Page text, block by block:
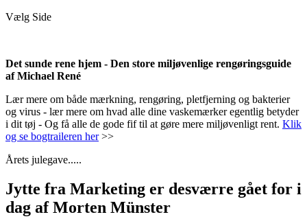
Vælg Side
Det sunde rene hjem - Den store miljøvenlige rengøringsguide
af Michael René
Lær mere om både mærkning, rengøring, pletfjerning og bakterier
og virus - lær mere om hvad alle dine vaskemærker egentlig betyder
i dit tøj - Og få alle de gode fif til at gøre mere miljøvenligt rent. Klik
og se bogtraileren her>>
Årets julegave.....
Jytte fra Marketing er desværre gået for i
dag af Morten Münster